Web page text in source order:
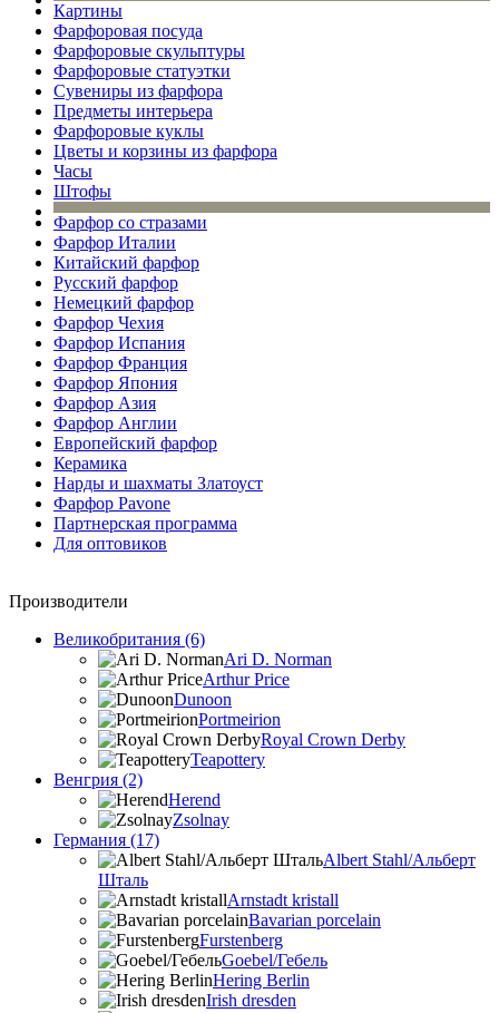
Картины
Фарфоровая посуда
Фарфоровые скульптуры
Фарфоровые статуэтки
Сувениры из фарфора
Предметы интерьера
Фарфоровые куклы
Цветы и корзины из фарфора
Часы
Штофы
Фарфор со стразами
Фарфор Италии
Китайский фарфор
Русский фарфор
Немецкий фарфор
Фарфор Чехия
Фарфор Испания
Фарфор Франция
Фарфор Япония
Фарфор Азия
Фарфор Англии
Европейский фарфор
Керамика
Нарды и шахматы Златоуст
Фарфор Pavone
Партнерская программа
Для оптовиков
Производители
Великобритания (6)
Ari D. Norman
Arthur Price
Dunoon
Portmeirion
Royal Crown Derby
Teapottery
Венгрия (2)
Herend
Zsolnay
Германия (17)
Albert Stahl/Альбеpт
Шталь
Arnstadt kristall
Bavarian porcelain
Furstenberg
Goebel/Гебель
Hering Berlin
Irish dresden